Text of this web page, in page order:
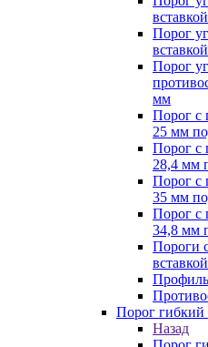
Порог
Порог
мм
Порог с
25 мм
Порог с
28,4 мм
Порог с
35 мм
Порог с
34,8 мм
Пороги
вставкой
Порог
Назад